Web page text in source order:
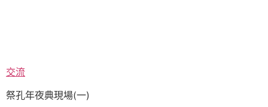
交流
祭孔年夜典現場(一)